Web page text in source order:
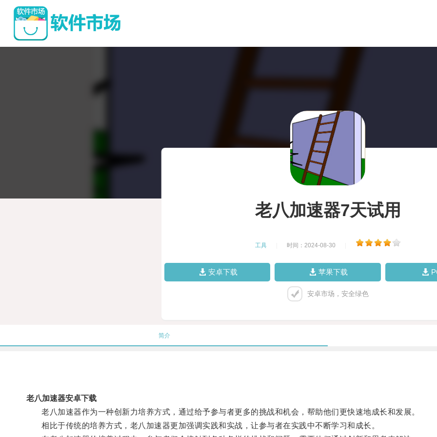
老八加速器7天试用
工具 时间：2024-08-30
安卓下载 苹果下载
安卓市场，安全绿色
简介
老八加速器安卓下载
老八加速器作为一种创新力培养方式，通过给予参与者更多的挑战和机会，帮助他们更快速地成长和发展。
相比于传统的培养方式，老八加速器更加强调实践和实战，让参与者在实践中不断学习和成长。